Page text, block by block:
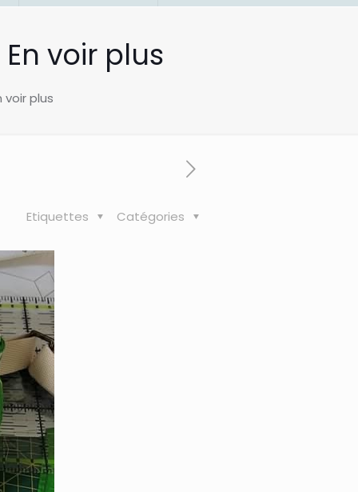
En voir plus
voir plus
Catégories
Etiquettes